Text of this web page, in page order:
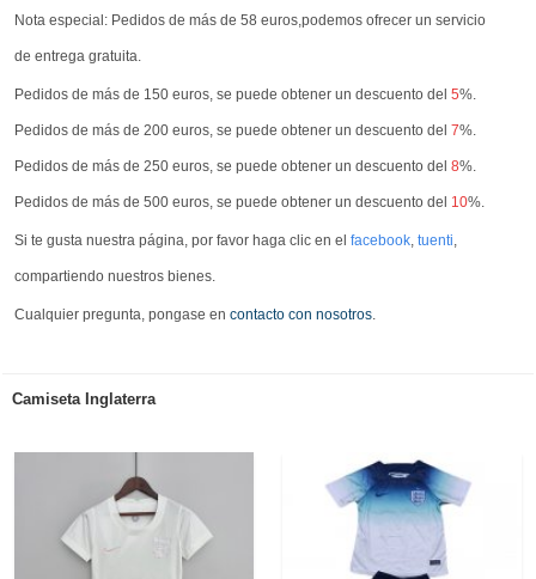
Nota especial: Pedidos de más de 58 euros,podemos ofrecer un servicio
de entrega gratuita.
Pedidos de más de 150 euros, se puede obtener un descuento del 5%.
Pedidos de más de 200 euros, se puede obtener un descuento del 7%.
Pedidos de más de 250 euros, se puede obtener un descuento del 8%.
Pedidos de más de 500 euros, se puede obtener un descuento del 10%.
Si te gusta nuestra página, por favor haga clic en el facebook, tuenti,
compartiendo nuestros bienes.
Cualquier pregunta, pongase en contacto con nosotros.
Camiseta Inglaterra